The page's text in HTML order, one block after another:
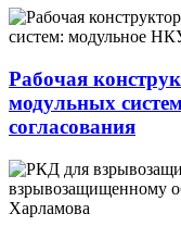
Рабочая
модульных
согласования